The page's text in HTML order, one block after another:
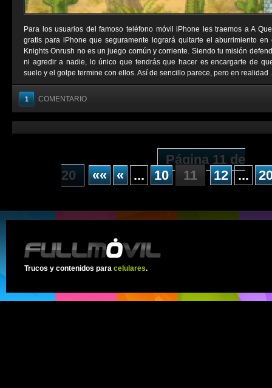
Para los usuarios del famoso teléfono móvil iPhone les traemos a A
gratis para iPhone que seguramente logrará quitarte el aburrimiento en
Knights Onrush no es un juego común y corriente. Siendo tu misión
ni agredir a nadie, lo único que tendrás que hacer es encargarte de
suelo y el golpe termine con ellos. Así de sencillo parece, pero en realidad
1 COMENTARIO
Página 11 de
20
«« « ... 10 11 12 ...
Trucos y contenidos para celulares.